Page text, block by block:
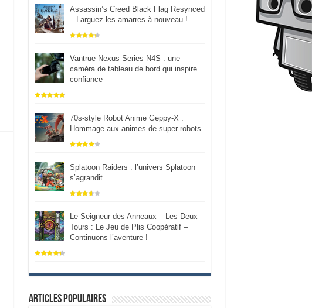
Assassin’s Creed Black Flag Resynced
– Larguez les amarres à nouveau !
Vantrue Nexus Series N4S : une
caméra de tableau de bord qui inspire
confiance
70s-style Robot Anime Geppy-X :
Hommage aux animes de super robots
Splatoon Raiders : l’univers Splatoon
s’agrandit
Le Seigneur des Anneaux – Les Deux
Tours : Le Jeu de Plis Coopératif –
Continuons l’aventure !
Articles populaires